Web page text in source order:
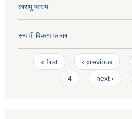
कासमु फाराम
सम्पत्ती विवरण फाराम
Pages
« first ‹ previous
4 next ›